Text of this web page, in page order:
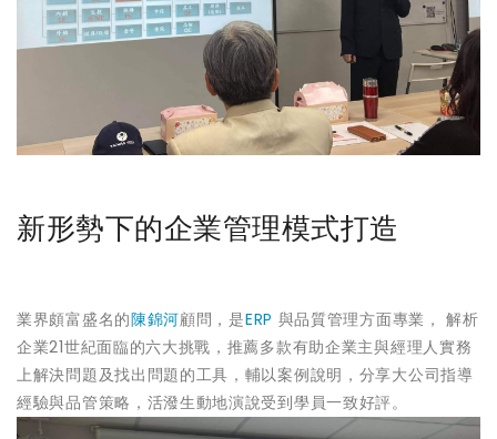
新形勢下的企業管理模式打造
業界頗富盛名的陳錦河顧問，是ERP 與品質管理方面專業， 解析
企業21世紀面臨的六大挑戰，推薦多款有助企業主與經理人實務
上解決問題及找出問題的工具，輔以案例說明，分享大公司指導
經驗與品管策略，活潑生動地演說受到學員一致好評。